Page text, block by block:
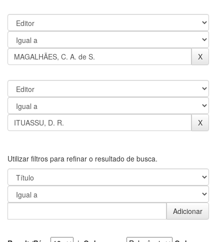
Utilizar filtros para refinar o resultado de busca.